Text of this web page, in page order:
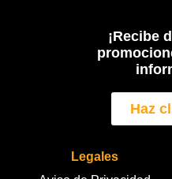
¡Recibe
Haz
Legales